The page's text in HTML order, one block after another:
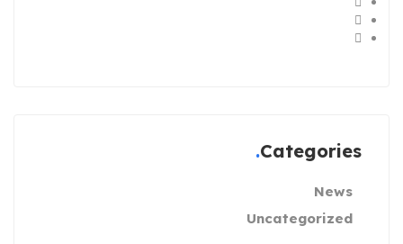
Categories
News
Uncategorized